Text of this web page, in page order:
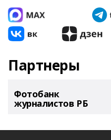
Партнеры
Фотобанк
журналистов РБ